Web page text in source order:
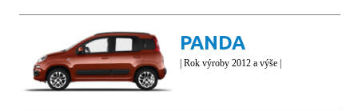
PANDA
| Rok výroby 2012 a výše |